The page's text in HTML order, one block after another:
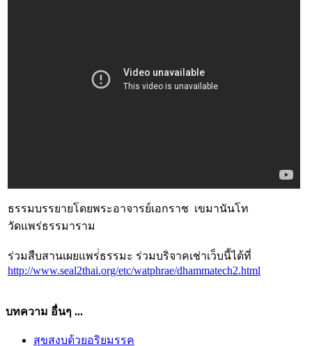
ธรรมบรรยายโดยพระอาจารย์เอกราช เขมานันโท
วัดแพร่ธรรมาราม
ร่วมสืบสานเผยแพร่่ธรรมะ ร่วมบริจาคเช่าเว็บนี้ได้ที่
http://www.seal2thai.org/etc/watphrae/dhammatech2.html
บทความ อื่นๆ ...
สุขสงบด้วยอริยมรรค